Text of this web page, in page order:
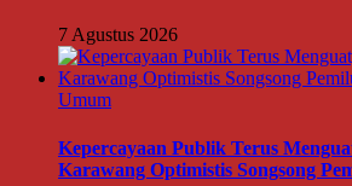
7 Agustus 2026
Umum
Kepercayaan Publik Terus
Karawang Optimistis Songsong